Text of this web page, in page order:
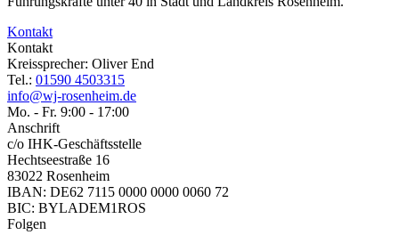
Kontakt
Kontakt
Kreissprecher: Oliver End
Tel.: 01590 4503315
info@wj-rosenheim.de
Mo. - Fr. 9:00 - 17:00
Anschrift
c/o IHK-Geschäftsstelle
Hechtseestraße 16
83022 Rosenheim
IBAN: DE62 7115 0000 0000 0060 72
BIC: BYLADEM1ROS
Folgen